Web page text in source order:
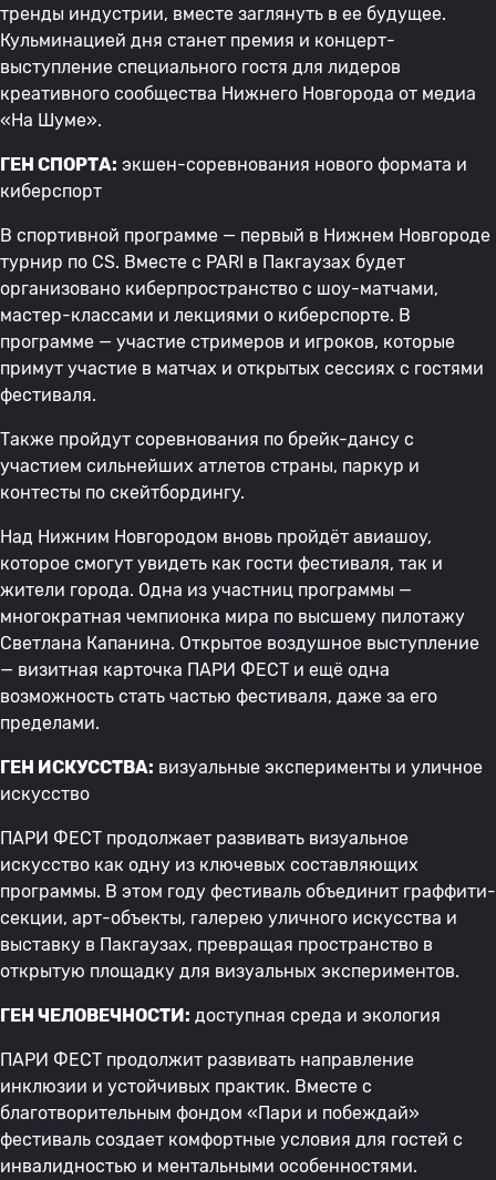
тренды индустрии, вместе заглянуть в ее будущее.
Кульминацией дня станет премия и концерт-
выступление специального гостя для лидеров
креативного сообщества Нижнего Новгорода от медиа
«На Шуме».
ГЕН СПОРТА: экшен-соревнования нового формата и
киберспорт
В спортивной программе — первый в Нижнем Новгороде
турнир по CS. Вместе с PARI в Пакгаузах будет
организовано киберпространство с шоу-матчами,
мастер-классами и лекциями о киберспорте. В
программе — участие стримеров и игроков, которые
примут участие в матчах и открытых сессиях с гостями
фестиваля.
Также пройдут соревнования по брейк-дансу с
участием сильнейших атлетов страны, паркур и
контесты по скейтбордингу.
Над Нижним Новгородом вновь пройдёт авиашоу,
которое смогут увидеть как гости фестиваля, так и
жители города. Одна из участниц программы —
многократная чемпионка мира по высшему пилотажу
Светлана Капанина. Открытое воздушное выступление
— визитная карточка ПАРИ ФЕСТ и ещё одна
возможность стать частью фестиваля, даже за его
пределами.
ГЕН ИСКУССТВА: визуальные эксперименты и уличное
искусство
ПАРИ ФЕСТ продолжает развивать визуальное
искусство как одну из ключевых составляющих
программы. В этом году фестиваль объединит граффити-
секции, арт-объекты, галерею уличного искусства и
выставку в Пакгаузах, превращая пространство в
открытую площадку для визуальных экспериментов.
ГЕН ЧЕЛОВЕЧНОСТИ: доступная среда и экология
ПАРИ ФЕСТ продолжит развивать направление
инклюзии и устойчивых практик. Вместе с
благотворительным фондом «Пари и побеждай»
фестиваль создает комфортные условия для гостей с
инвалидностью и ментальными особенностями.